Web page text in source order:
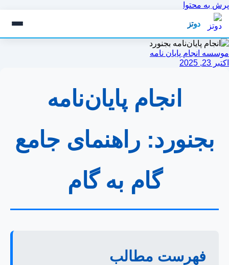
پرش به محتوا
دوتز
موسسه انجام پایان نامه
اکتبر 23, 2025
انجام پایان‌نامه
بجنورد: راهنمای جامع
گام به گام
فهرست مطالب